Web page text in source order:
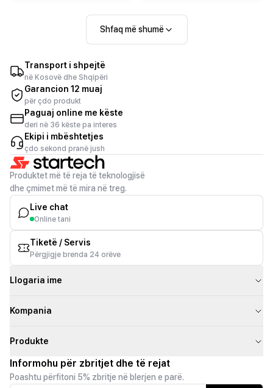
Shfaq më shumë
Transport i shpejtë
në Kosovë dhe Shqipëri
Garancion 12 muaj
për çdo produkt
Paguaj online me këste
deri në 36 këste pa interes
Ekipi i mbështetjes
çdo sekond pranë jush
Produktet më të reja të teknologjisë
dhe çmimet më të mira në treg.
Live chat
Online tani
Tiketë / Servis
Përgjigje brenda 24 orëve
Llogaria ime
Kompania
Produkte
Informohu për zbritjet dhe të rejat
Poashtu përfitoni 5% zbritje në blerjen e parë.